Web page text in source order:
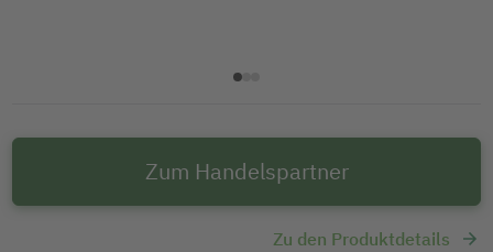
Zum Handelspartner
Zu den Produktdetails